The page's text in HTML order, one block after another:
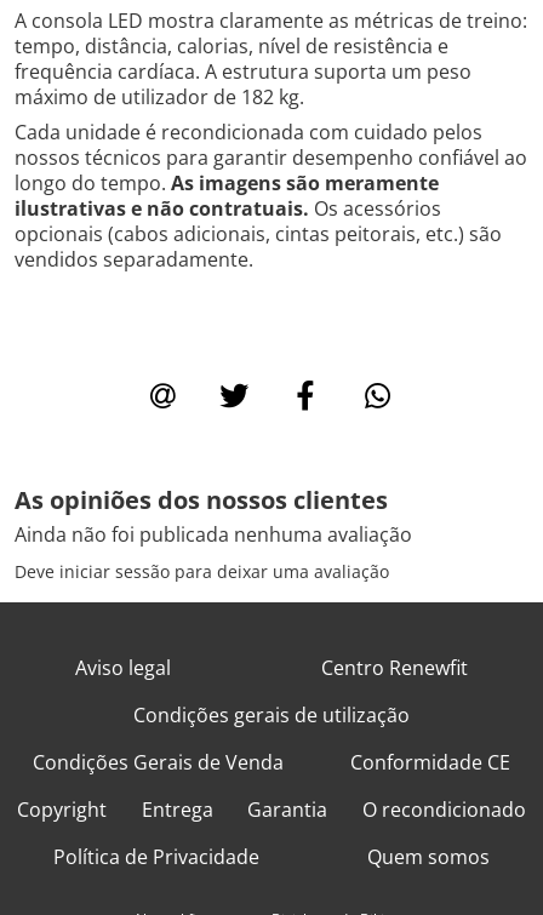
A consola LED mostra claramente as métricas de treino:
tempo, distância, calorias, nível de resistência e
frequência cardíaca. A estrutura suporta um peso
máximo de utilizador de 182 kg.
Cada unidade é recondicionada com cuidado pelos
nossos técnicos para garantir desempenho confiável ao
longo do tempo. As imagens são meramente
ilustrativas e não contratuais. Os acessórios
opcionais (cabos adicionais, cintas peitorais, etc.) são
vendidos separadamente.
As opiniões dos nossos clientes
Ainda não foi publicada nenhuma avaliação
Deve iniciar sessão para deixar uma avaliação
Aviso legal
Centro Renewfit
Condições gerais de utilização
Condições Gerais de Venda
Conformidade CE
Copyright
Entrega Garantia
O recondicionado
Política de Privacidade
Quem somos